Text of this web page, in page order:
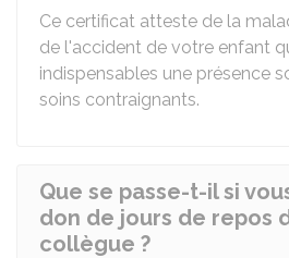
Ce certificat atteste de la
de l'accident de votre enfant
indispensables une présence
soins contraignants.
Que se passe-t-il si
don de jours de repos
collègue ?